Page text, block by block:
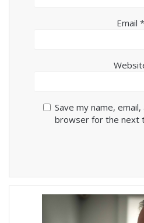
Email *
Save my name,
browser for the next